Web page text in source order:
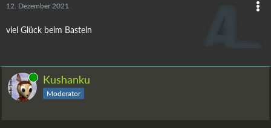
12. Dezember 2021
viel Glück beim Basteln
Online Kushanku
Moderator